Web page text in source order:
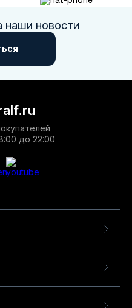
наши новости
до 22:00